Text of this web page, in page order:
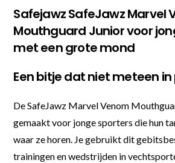
Safejawz SafeJawz Marvel
Mouthguard Junior voor
met een grote mond
Een bitje dat niet meteen
De SafeJawz Marvel Venom
gemaakt voor jonge sporters die hun
waar ze horen. Je gebruikt dit
trainingen en wedstrijden in